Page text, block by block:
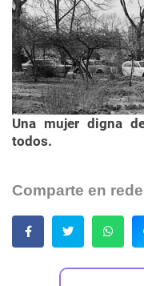
Una mujer digna
todos.
Comparte en